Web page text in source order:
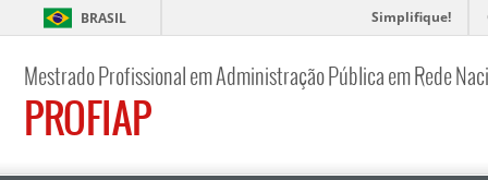
BRASIL Simplifique!
Mestrado Profissional em Administração Pública em Rede
PROFIAP